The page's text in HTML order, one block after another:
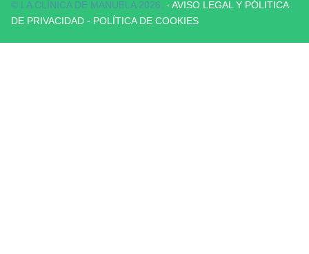
© LA CLÍNICA DE MANUELA 2026.- AVISO LEGAL Y PÓLITICA
DE PRIVACIDAD - POLÍTICA DE COOKIES